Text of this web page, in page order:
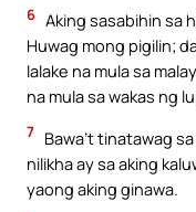
6 Aking sasabihin sa
Huwag mong pigilin;
lalake na mula sa
na mula sa wakas ng
7 Bawa’t tinatawag
nilikha ay sa aking
yaong aking ginawa.